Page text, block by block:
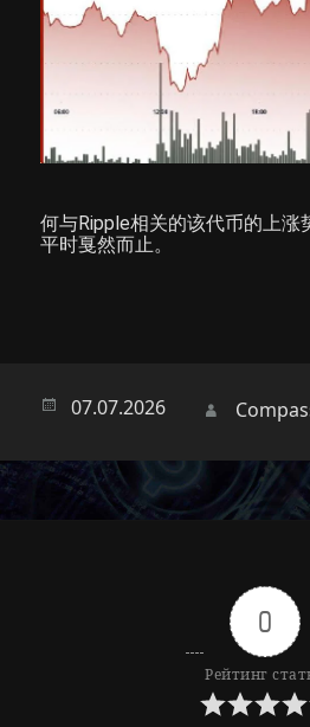
何与Ripple相关的该代币的上涨
平时戛然而止。
07.07.2026 Автор
0
Рейтинг